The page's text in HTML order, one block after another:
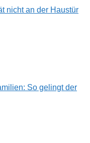
nicht an der Haustür
So gelingt der